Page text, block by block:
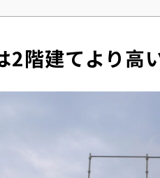
2階建てより高